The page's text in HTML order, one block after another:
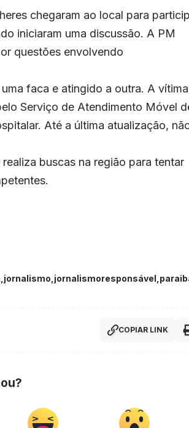
chegaram ao local para
iniciaram uma discussão. A PM
questões envolvendo
faca e atingido a outra. A vítima
Serviço de Atendimento Móvel
Até a última atualização,
buscas na região para tentar
jornalismo jornalismoresponsável
COPIAR LINK